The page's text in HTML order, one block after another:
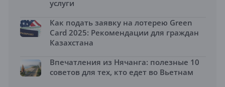
услуги
Как подать заявку на лотерею Green
Card 2025: Рекомендации для граждан
Казахстана
Впечатления из Нячанга: полезные 10
советов для тех, кто едет во Вьетнам